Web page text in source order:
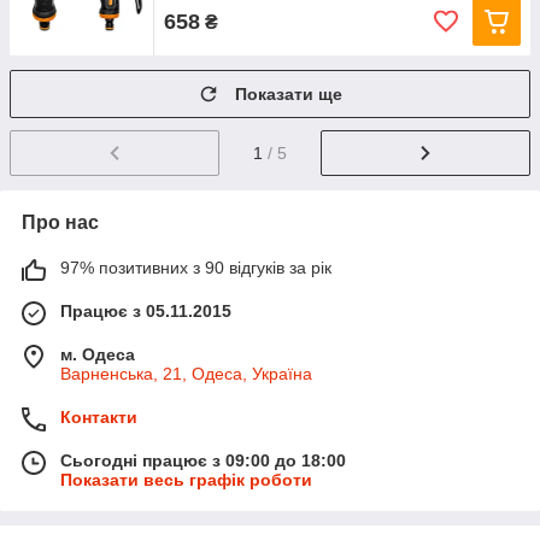
658 ₴
Показати ще
1 / 5
Про нас
97% позитивних з 90 відгуків за рік
Працює з 05.11.2015
м. Одеса
Варненська, 21, Одеса, Україна
Контакти
Сьогодні працює з 09:00 до 18:00
Показати весь графік роботи